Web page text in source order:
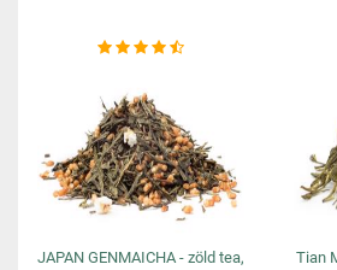
JAPAN GENMAICHA - zöld tea,
Tian